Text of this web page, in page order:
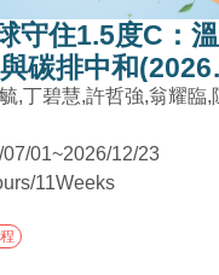
守住1.5度C：
碳排中和(2026
季班)
,丁碧慧,許哲強,翁耀臨,
07/01~2026/12/23
11Weeks